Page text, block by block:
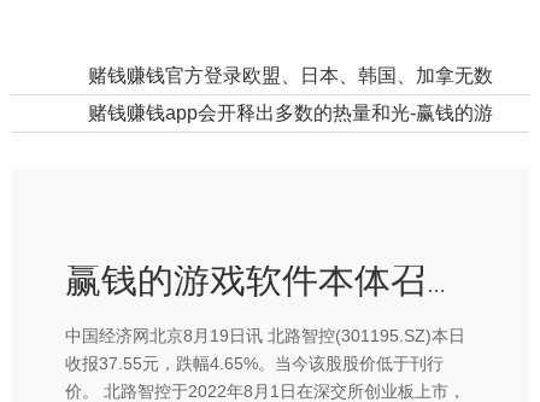
赌钱赚钱官方登录欧盟、日本、韩国、加拿无数是这样-赢钱的游戏软件·(中国)官方网站
赌钱赚钱app会开释出多数的热量和光-赢钱的游戏软件·(中国)官方网站
赢钱的游戏软件本体召募资金净额为东谈主民币143-赢钱的游戏软件·(中国)官方网站
中国经济网北京8月19日讯 北路智控(301195.SZ)本日
收报37.55元，跌幅4.65%。当今该股股价低于刊行
价。 北路智控于2022年8月1日在深交所创业板上市，